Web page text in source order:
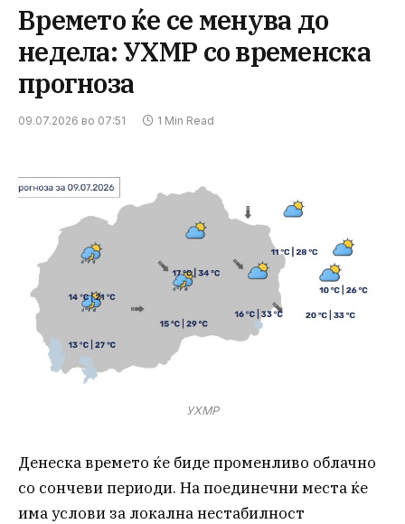
Времето ќе се менува до
недела: УХМР со временска
прогноза
09.07.2026 во 07:51 1 Min Read
УХМР
Денеска времето ќе биде променливо облачно
со сончеви периоди. На поединечни места ќе
има услови за локална нестабилност